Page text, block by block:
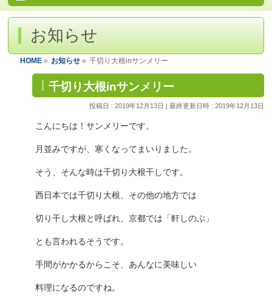
お知らせ
HOME » お知らせ » 千切り大根inサンメリー
千切り大根inサンメリー
投稿日 : 2019年12月13日 最終更新日時 : 2019年12月13日
こんにちは！サンメリーです。
月並みですが、寒くなってまいりました。
そう、そんな時は千切り大根干しです。
西日本では千切り大根、その他の地方では
切り干し大根と呼ばれ、京都では「軒しのぶ」
とも言われるそうです。
手間がかかるからこそ、あんなに美味しい
料理になるのですね。